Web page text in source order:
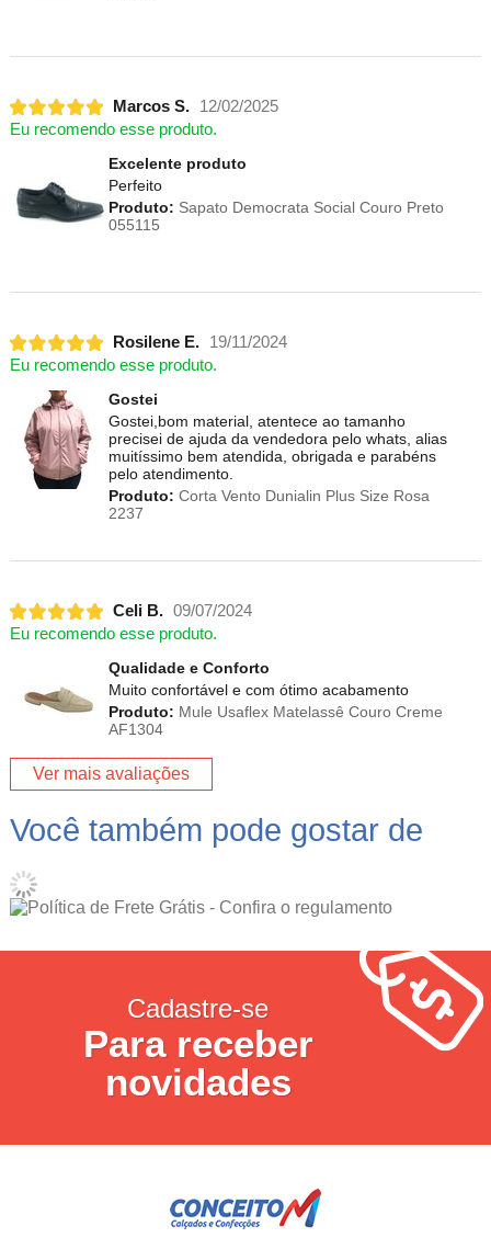
Marcos S.
12/02/2025
Eu recomendo esse produto.
Excelente produto
Perfeito
Produto: Sapato Democrata Social Couro Preto
055115
Rosilene E.
19/11/2024
Eu recomendo esse produto.
Gostei
Gostei,bom material, atentece ao tamanho
precisei de ajuda da vendedora pelo whats, alias
muitíssimo bem atendida, obrigada e parabéns
pelo atendimento.
Produto: Corta Vento Dunialin Plus Size Rosa
2237
Celi B. 09/07/2024
Eu recomendo esse produto.
Qualidade e Conforto
Muito confortável e com ótimo acabamento
Produto: Mule Usaflex Matelassê Couro Creme
AF1304
Ver mais avaliações
Você também pode gostar de
Cadastre-se
Para receber
novidades